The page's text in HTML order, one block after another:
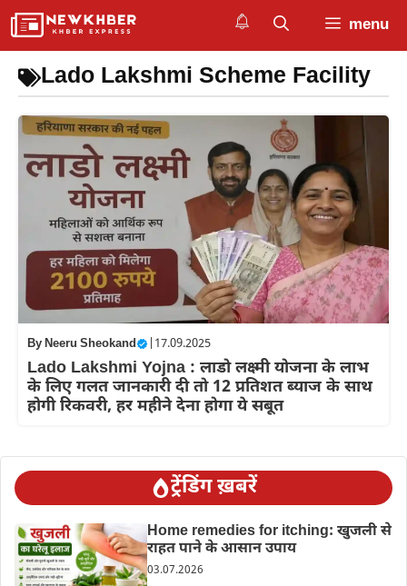
Skip
menu
Lado Lakshmi Scheme Facility
ByNeeru Sheokand 17.09.2025
Lado Lakshmi Yojna : लाडो लक्ष्मी योजना के लाभ
के लिए गलत जानकारी दी तो 12 प्रतिशत ब्याज के साथ
होगी रिकवरी, हर महीने देना होगा ये सबूत
ट्रेंडिंग ख़बरें
Home remedies for itching: खुजली से
राहत पाने के आसान उपाय
03.07.2026